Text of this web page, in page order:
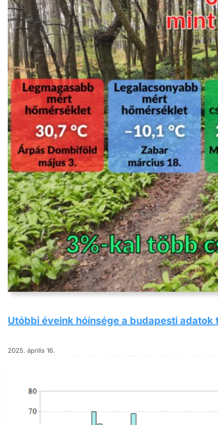
Utóbbi éveink hóínsége a budapesti adatok
2025. április 16.
Elmúlt teleink hóínsége felveti a